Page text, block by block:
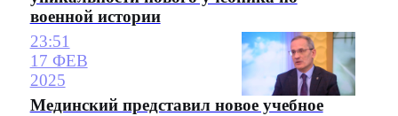
военной истории
23:51
17 ФЕВ
2025
Мединский представил новое учебное